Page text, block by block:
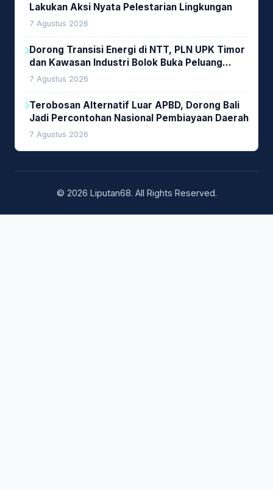
Lakukan Aksi Nyata Pelestarian Lingkungan
7 Agustus 2026
Dorong Transisi Energi di NTT, PLN UPK Timor
dan Kawasan Industri Bolok Buka Peluang
Investasi Woodchip untuk Cofiring PLTU Bolok
7 Agustus 2026
Terobosan Alternatif Luar APBD, Dorong Bali
Jadi Percontohan Nasional Pembiayaan Daerah
7 Agustus 2026
© 2026 Liputan68. All Rights Reserved.